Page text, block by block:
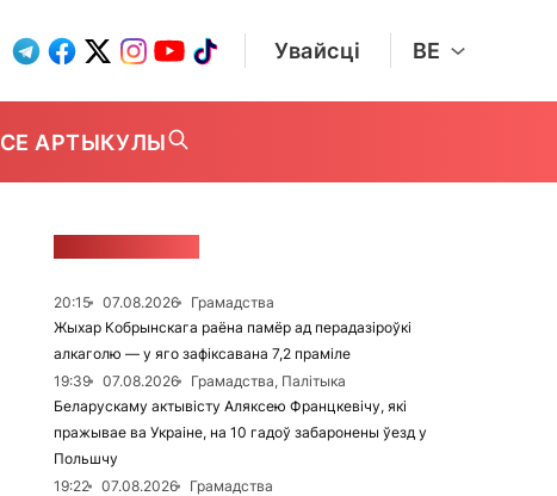
Увайсці BE
АРТЫКУЛЫ
20:15 07.08.2026
Грамадства
Жыхар Кобрынскага раёна памёр ад перадазіроўкі
алкаголю — у яго зафіксавана 7,2 праміле
19:39
07.08.2026
Грамадства, Палітыка
Беларускаму актывісту Аляксею Францкевічу, які
пражывае ва Украіне, на 10 гадоў забаронены ўезд у
Польшчу
19:22
07.08.2026
Грамадства